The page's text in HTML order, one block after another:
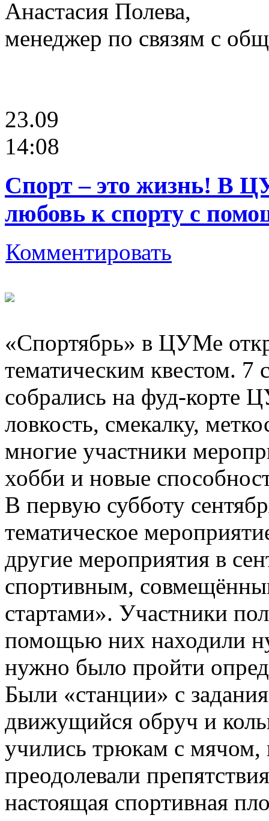
Анастасия Полева,
менеджер по связям с
23.09
14:08
Спорт – это жизнь! В
любовь к спорту с
Комментировать
«Спортябрь» в ЦУМе
тематическим квестом. 7
собрались на фуд-корте
ловкость, смекалку,
многие участники
хобби и новые
В первую субботу
тематическое
другие мероприятия в
спортивным,
стартами». Участники
помощью них находили
нужно было пройти
Были «станции» с
движущийся обруч и
учились трюкам с мячом,
преодолевали
настоящая спортивная